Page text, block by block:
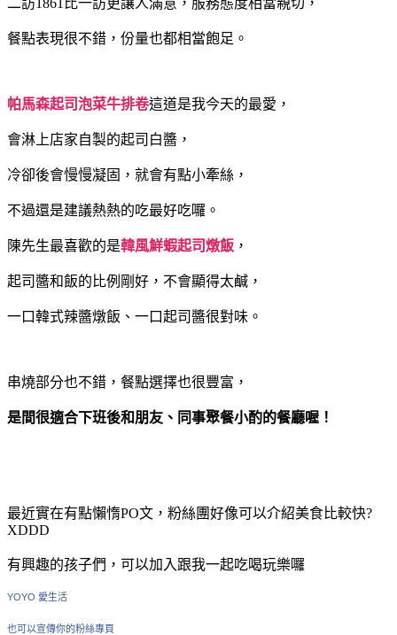
餐點表現很不錯，份量也都相當飽足。
帕馬森起司泡菜牛排卷這道是我今天的最愛，
會淋上店家自製的起司白醬，
冷卻後會慢慢凝固，就會有點小牽絲，
不過還是建議熱熱的吃最好吃囉。
陳先生最喜歡的是韓風鮮蝦起司燉飯 ，
起司醬和飯的比例剛好，不會顯得太鹹，
一口韓式辣醬燉飯、一口起司醬很對味。
串燒部分也不錯，餐點選擇也很豐富，
是間很適合下班後和朋友、同事聚餐小酌的餐廳喔！
最近實在有點懶惰PO文，粉絲團好像可以介紹美食比較快?
XDDD
有興趣的孩子們，可以加入跟我一起吃喝玩樂囉
YOYO 愛生活
也可以宣傳你的粉絲專頁